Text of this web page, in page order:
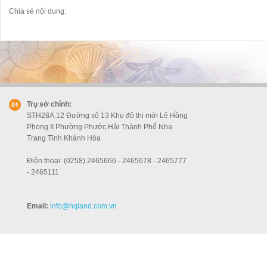
Chia sẻ nội dung:
Trụ sở chính:
STH28A.12 Đường số 13 Khu đô thị mới Lê Hồng
Phong II Phường Phước Hải Thành Phố Nha
Trang Tỉnh Khánh Hòa
Điện thoại: (0258) 2465666 - 2465678 - 2465777
- 2465111
Email: info@hqland.com.vn